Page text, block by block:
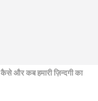
और कब हमारी ज़िन्दगी का